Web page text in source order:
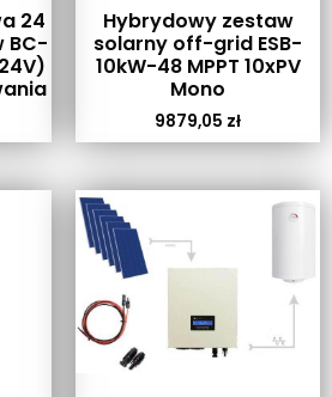
24
BC-
Hybrydowy zestaw
solarny off-grid ESB-
10kW-48 MPPT 10xPV
Mono
9879,05 zł